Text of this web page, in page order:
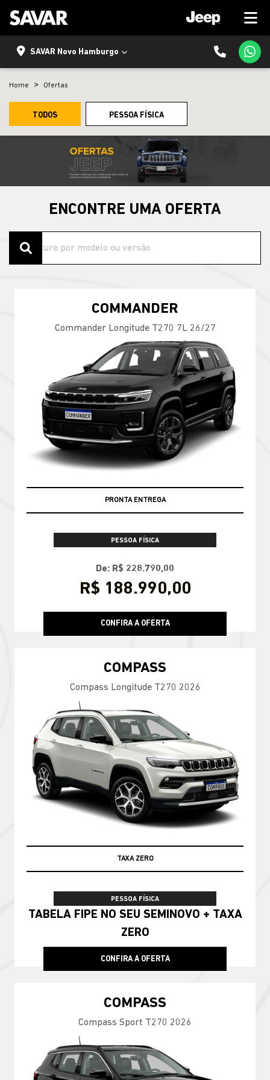
SAVAR Novo Hamburgo
Home Ofertas
TODOS PESSOA FÍSICA
ENCONTRE UMA OFERTA
COMMANDER
Commander Longitude T270 7L 26/27
PRONTA ENTREGA
PESSOA FÍSICA
De: R$ 228.790,00
R$ 188.990,00
CONFIRA A OFERTA
COMPASS
Compass Longitude T270 2026
100% DA TABELA FIPE NO SEU USADO
PESSOA FÍSICA
TABELA FIPE NO SEU SEMINOVO + TAXA
ZERO
CONFIRA A OFERTA
COMPASS
Compass Sport T270 2026